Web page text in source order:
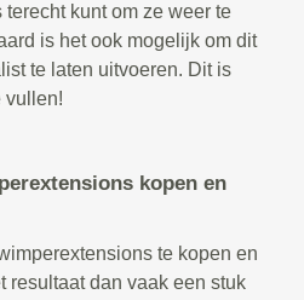
kunt om ze weer te
is het ook mogelijk om dit
te laten uitvoeren. Dit is
vullen!
kopen en
te kopen en
resultaat dan vaak een stuk